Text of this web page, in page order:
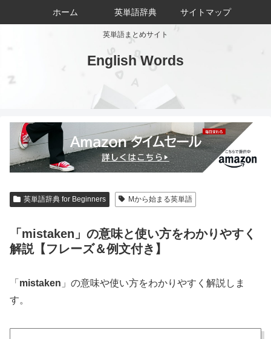
英単語まとめサイト
English Words
ホーム 英単語辞典 サイトマップ
英単語辞典 for Beginners Mから始まる英単語
「mistaken」の意味と使い方をわかりやすく
解説【フレーズ＆例文付き】
「 mistaken 」の意味や使い方をわかりやすく解説しま
す。